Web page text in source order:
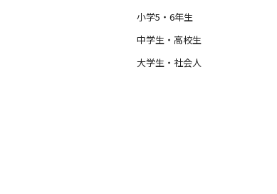
小学5・6年生
中学生・高校生
大学生・社会人